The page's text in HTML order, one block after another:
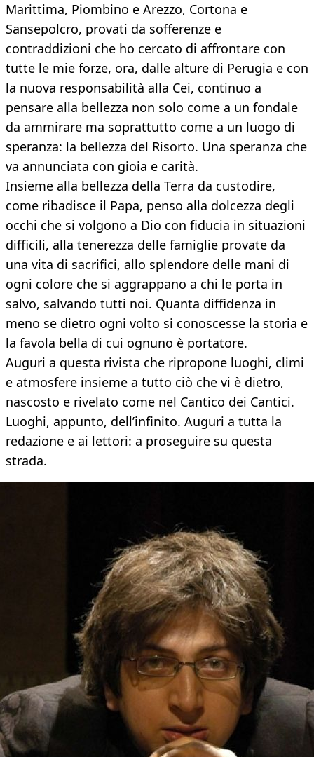
Marittima, Piombino e Arezzo, Cortona e
Sansepolcro, provati da sofferenze e
contraddizioni che ho cercato di affrontare con
tutte le mie forze, ora, dalle alture di Perugia e con
la nuova responsabilità alla Cei, continuo a
pensare alla bellezza non solo come a un fondale
da ammirare ma soprattutto come a un luogo di
speranza: la bellezza del Risorto. Una speranza che
va annunciata con gioia e carità.
Insieme alla bellezza della Terra da custodire,
come ribadisce il Papa, penso alla dolcezza degli
occhi che si volgono a Dio con fiducia in situazioni
difficili, alla tenerezza delle famiglie provate da
una vita di sacrifici, allo splendore delle mani di
ogni colore che si aggrappano a chi le porta in
salvo, salvando tutti noi. Quanta diffidenza in
meno se dietro ogni volto si conoscesse la storia e
la favola bella di cui ognuno è portatore.
Auguri a questa rivista che ripropone luoghi, climi
e atmosfere insieme a tutto ciò che vi è dietro,
nascosto e rivelato come nel Cantico dei Cantici.
Luoghi, appunto, dell’infinito. Auguri a tutta la
redazione e ai lettori: a proseguire su questa
strada.